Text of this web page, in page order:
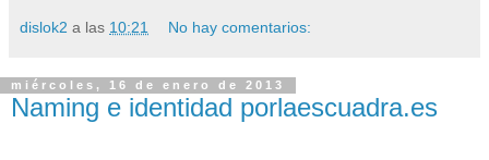
dislok2 a las 10:21 No hay comentarios:
miércoles, 16 de enero de 2013
Naming e identidad porlaescuadra.es